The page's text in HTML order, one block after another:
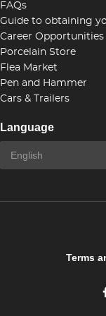
FAQs
Guide to obtaining
Career Opportunities
Porcelain Store
Flea Market
Pen and Hammer
Cars & Trailers
Language
Terms